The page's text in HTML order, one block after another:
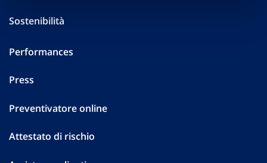
Sostenibilità
Performances
Press
Preventivatore online
Attestato di rischio